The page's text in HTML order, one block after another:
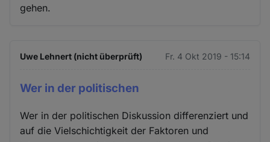
gehen.
Uwe Lehnert (nicht überprüft) Fr. 4 Okt 2019 - 15:14
Wer in der politischen
Wer in der politischen Diskussion differenziert und
auf die Vielschichtigkeit der Faktoren und